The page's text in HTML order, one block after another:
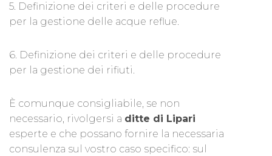
5. Definizione dei criteri e delle procedure
per la gestione delle acque reflue.
6. Definizione dei criteri e delle procedure
per la gestione dei rifiuti.
È comunque consigliabile, se non
necessario, rivolgersi a ditte di Lipari
esperte e che possano fornire la necessaria
consulenza sul vostro caso specifico: sul